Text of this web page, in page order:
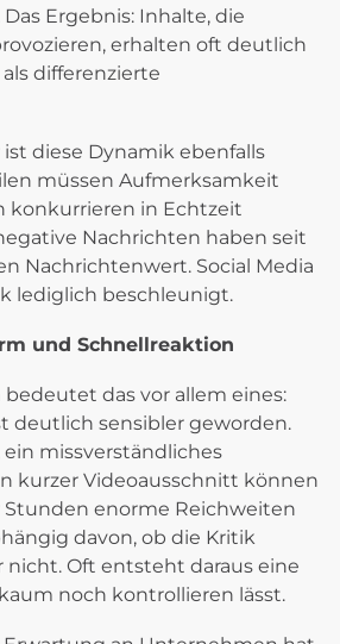
Ergebnis: Inhalte, die
erhalten oft deutlich
differenzierte
diese Dynamik ebenfalls
müssen Aufmerksamkeit
konkurrieren in Echtzeit
Nachrichten haben seit
Nachrichtenwert. Social Media
lediglich beschleunigt.
und Schnellreaktion
das vor allem eines:
deutlich sensibler geworden.
ein missverständliches
kurzer Videoausschnitt können
enorme Reichweiten
davon, ob die Kritik
Oft entsteht daraus eine
noch kontrollieren lässt.